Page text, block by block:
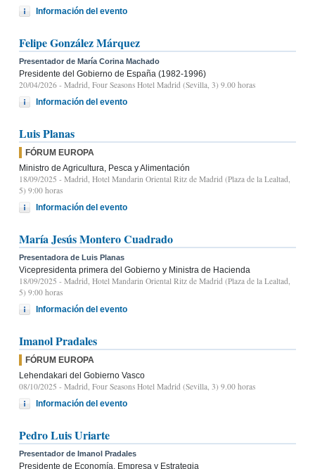
Información del evento
Felipe González Márquez
Presentador de María Corina Machado
Presidente del Gobierno de España (1982-1996)
20/04/2026 - Madrid, Four Seasons Hotel Madrid (Sevilla, 3) 9.00 horas
Información del evento
Luis Planas
FÓRUM EUROPA
Ministro de Agricultura, Pesca y Alimentación
18/09/2025 - Madrid, Hotel Mandarin Oriental Ritz de Madrid (Plaza de la Lealtad,
5) 9:00 horas
Información del evento
María Jesús Montero Cuadrado
Presentadora de Luis Planas
Vicepresidenta primera del Gobierno y Ministra de Hacienda
18/09/2025 - Madrid, Hotel Mandarin Oriental Ritz de Madrid (Plaza de la Lealtad,
5) 9:00 horas
Información del evento
Imanol Pradales
FÓRUM EUROPA
Lehendakari del Gobierno Vasco
08/10/2025 - Madrid, Four Seasons Hotel Madrid (Sevilla, 3) 9.00 horas
Información del evento
Pedro Luis Uriarte
Presentador de Imanol Pradales
Presidente de Economía, Empresa y Estrategia